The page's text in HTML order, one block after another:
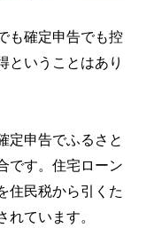
も確定申告でも控
ということはあり
定申告でふるさと
です。住宅ローン
住民税から引くた
ています。